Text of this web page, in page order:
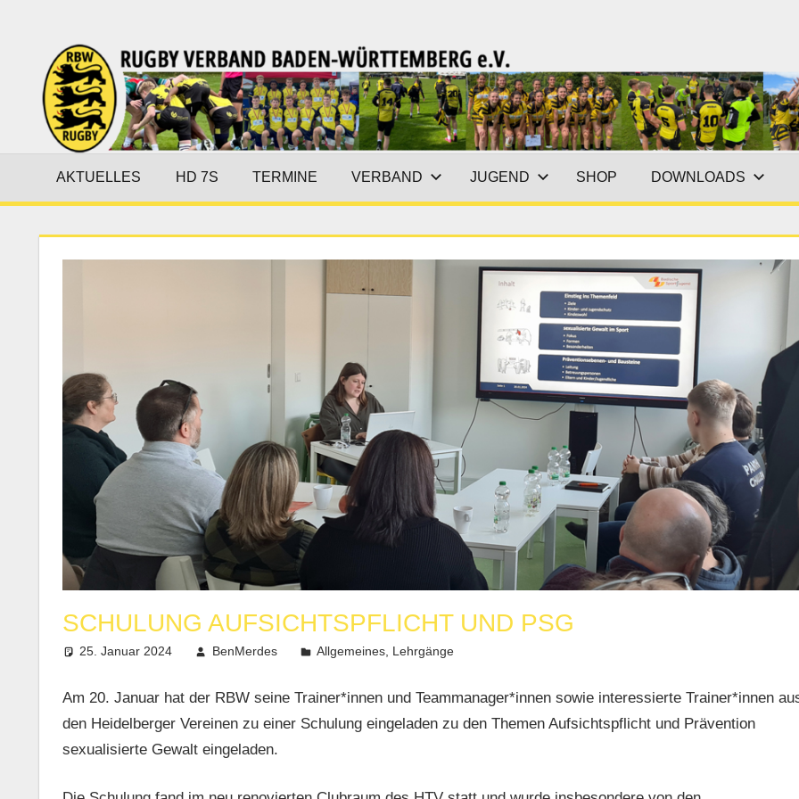
springen
Rugby-
Verband
Baden-
Württemberg
AKTUELLES HD 7S TERMINE VERBAND JUGEND SHOP DOWNLOADS
SCHULUNG AUFSICHTSPFLICHT UND PSG
25. Januar 2024 BenMerdes Allgemeines Lehrgänge
Am 20. Januar hat der RBW seine Trainer*innen und Teammanager*innen sowie interessierte Trainer*innen
den Heidelberger Vereinen zu einer Schulung eingeladen zu den Themen Aufsichtspflicht und Prävention
sexualisierte Gewalt eingeladen.